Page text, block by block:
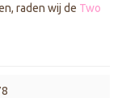
raden wij de Two